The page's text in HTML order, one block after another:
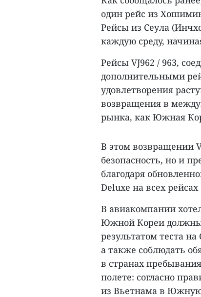
один рейс из
Рейсы из Сеула
каждую среду,
Рейсы VJ962 / 963,
дополнительными
удовлетворения
возвращения в
рынка, как Южная
В этом возвращении
безопасность, но и
благодаря
Deluxe на всех рейсах
В авиакомпании
Южной Кореи должны
результатом теста
а также соблюдать
в странах
полете: согласно
из Вьетнама в